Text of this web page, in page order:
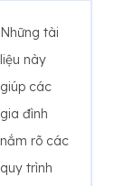
Những tài
liệu này
giúp các
gia đình
nắm rõ các
quy trình